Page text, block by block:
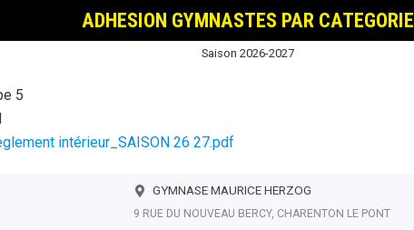
ADHESION GYMNASTES PAR CATEGORIE
Saison 2026-2027
5
intérieur_SAISON 26 27.pdf
GYMNASE MAURICE HERZOG
9 RUE DU NOUVEAU BERCY, CHARENTON LE PONT